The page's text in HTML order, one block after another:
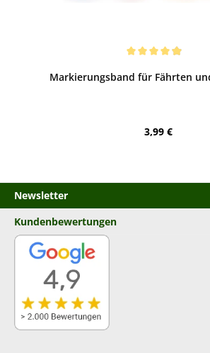
Markierungsband für Fährten
Regulärer
3,99 €
Newsletter
Kundenbewertungen